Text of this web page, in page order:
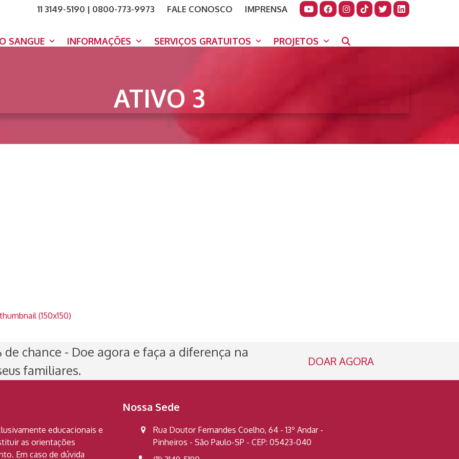
11 3149-5190 | 0800-773-9973 FALE CONOSCO
IMPRENSA
SANGUE INFORMAÇÕES SERVIÇOS GRATUITOS PROJETOS
ATIVO 3
thumbnail (150x150)
chance - Doe agora e faça a diferença na
familiares.
DOAR AGORA
educacionais e
as orientações
Em caso de dúvida
Nossa Sede
Rua Doutor Fernandes Coelho, 64 - 13º Andar -
Pinheiros - São Paulo-SP - CEP: 05423-040